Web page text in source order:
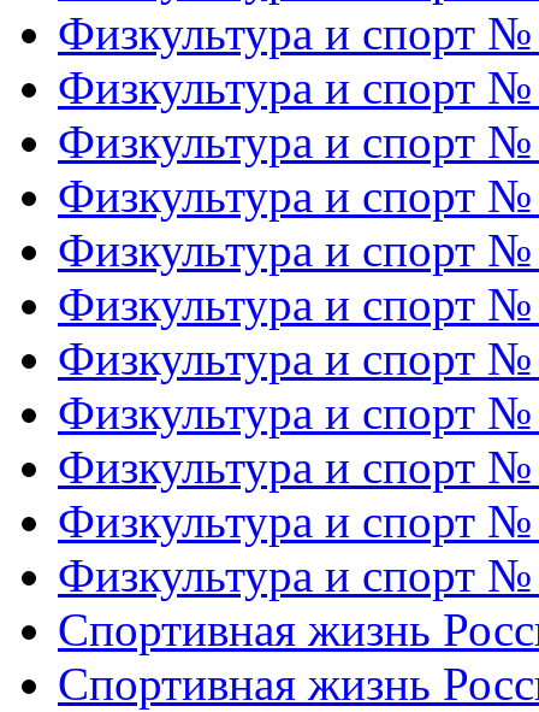
Физкультура и спорт
Физкультура и спорт
Физкультура и спорт
Физкультура и спорт
Физкультура и спорт
Физкультура и спорт
Физкультура и спорт
Физкультура и спорт
Физкультура и спорт
Физкультура и спорт
Физкультура и спорт
Спортивная жизнь
Спортивная жизнь